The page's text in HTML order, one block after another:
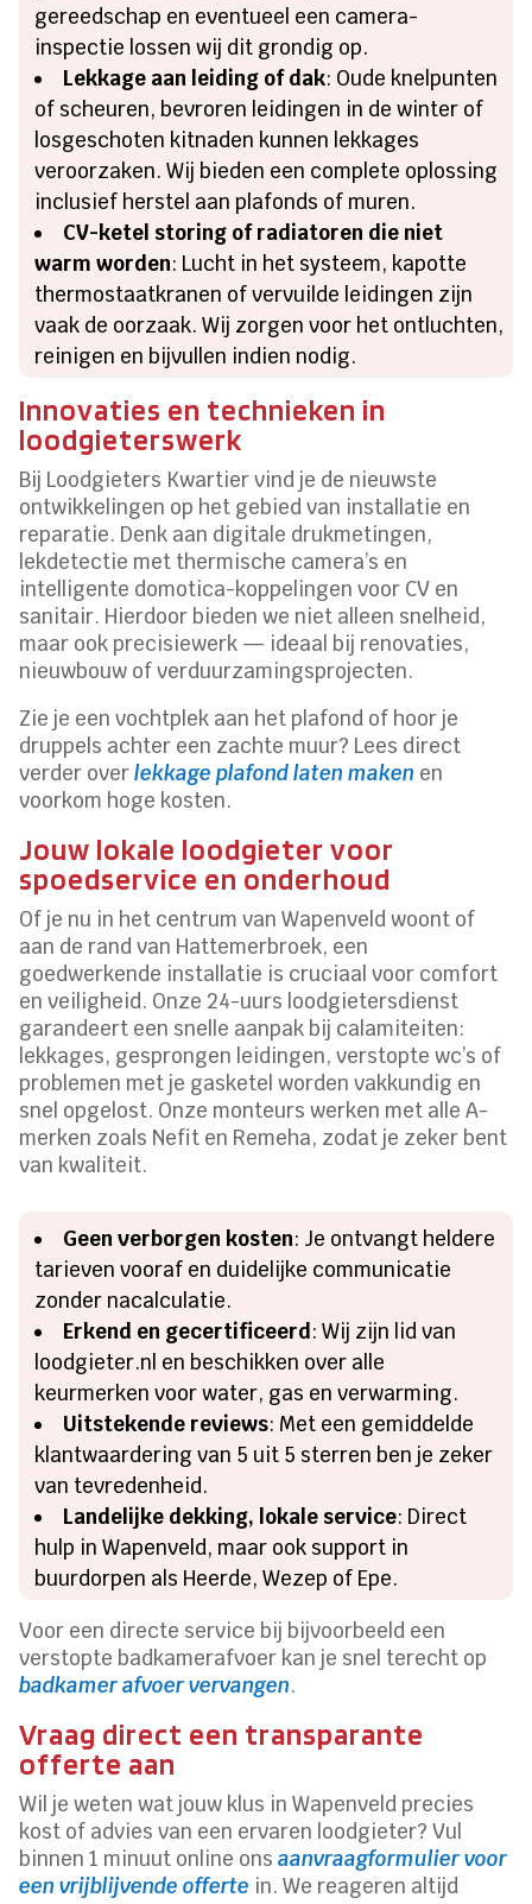
gereedschap en eventueel een camera-
inspectie lossen wij dit grondig op.
Lekkage aan leiding of dak: Oude knelpunten
of scheuren, bevroren leidingen in de winter of
losgeschoten kitnaden kunnen lekkages
veroorzaken. Wij bieden een complete oplossing
inclusief herstel aan plafonds of muren.
CV-ketel storing of radiatoren die niet
warm worden: Lucht in het systeem, kapotte
thermostaatkranen of vervuilde leidingen zijn
vaak de oorzaak. Wij zorgen voor het ontluchten,
reinigen en bijvullen indien nodig.
Innovaties en technieken in
loodgieterswerk
Bij Loodgieters Kwartier vind je de nieuwste
ontwikkelingen op het gebied van installatie en
reparatie. Denk aan digitale drukmetingen,
lekdetectie met thermische camera’s en
intelligente domotica-koppelingen voor CV en
sanitair. Hierdoor bieden we niet alleen snelheid,
maar ook precisiewerk — ideaal bij renovaties,
nieuwbouw of verduurzamingsprojecten.
Zie je een vochtplek aan het plafond of hoor je
druppels achter een zachte muur? Lees direct
verder overlekkage plafond laten maken en
voorkom hoge kosten.
Jouw lokale loodgieter voor
spoedservice en onderhoud
Of je nu in het centrum van Wapenveld woont of
aan de rand van Hattemerbroek, een
goedwerkende installatie is cruciaal voor comfort
en veiligheid. Onze 24-uurs loodgietersdienst
garandeert een snelle aanpak bij calamiteiten:
lekkages, gesprongen leidingen, verstopte wc’s of
problemen met je gasketel worden vakkundig en
snel opgelost. Onze monteurs werken met alle A-
merken zoals Nefit en Remeha, zodat je zeker bent
van kwaliteit.
Geen verborgen kosten: Je ontvangt heldere
tarieven vooraf en duidelijke communicatie
zonder nacalculatie.
Erkend en gecertificeerd: Wij zijn lid van
loodgieter.nl en beschikken over alle
keurmerken voor water, gas en verwarming.
Uitstekende reviews: Met een gemiddelde
klantwaardering van 5 uit 5 sterren ben je zeker
van tevredenheid.
Landelijke dekking, lokale service: Direct
hulp in Wapenveld, maar ook support in
buurdorpen als Heerde, Wezep of Epe.
Voor een directe service bij bijvoorbeeld een
verstopte badkamerafvoer kan je snel terecht op
badkamer afvoer vervangen.
Vraag direct een transparante
offerte aan
Wil je weten wat jouw klus in Wapenveld precies
kost of advies van een ervaren loodgieter? Vul
binnen 1 minuut online onsaanvraagformulier voor
een vrijblijvende offerte in. We reageren altijd